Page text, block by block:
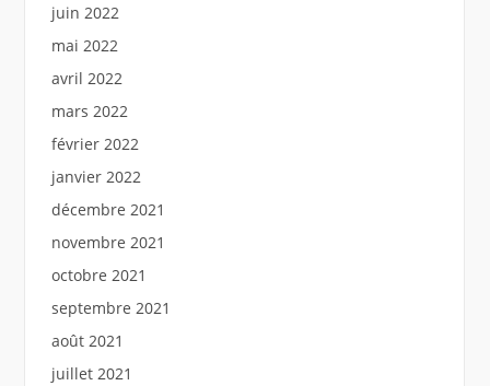
juin 2022
mai 2022
avril 2022
mars 2022
février 2022
janvier 2022
décembre 2021
novembre 2021
octobre 2021
septembre 2021
août 2021
juillet 2021